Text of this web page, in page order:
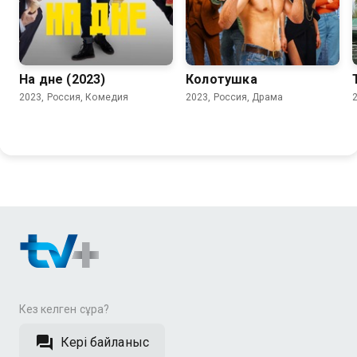
5.6
На дне (2023)
2023, Россия, Комедия
6.4
Колотушка
2023, Россия, Драма
Кез келген сұрақ?
Кері байланыс